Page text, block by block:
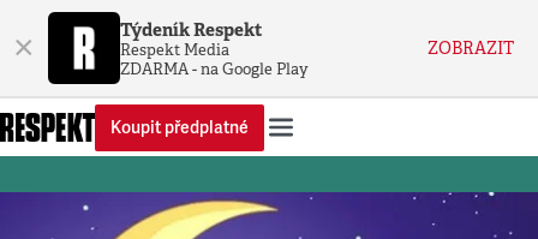
× Týdeník Respekt
Respekt Media
ZDARMA - na Google Play
ZOBRAZIT
Koupit předplatné